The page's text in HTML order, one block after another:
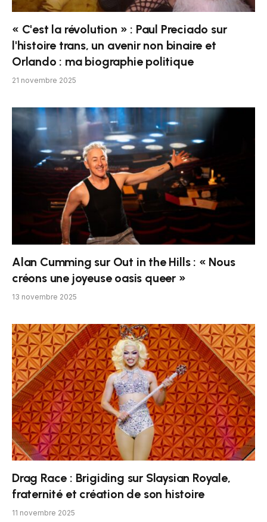
« C'est la révolution » : Paul Preciado sur
l'histoire trans, un avenir non binaire et
Orlando : ma biographie politique
21 novembre 2025
Alan Cumming sur Out in the Hills : « Nous
créons une joyeuse oasis queer »
13 novembre 2025
Drag Race : Brigiding sur Slaysian Royale,
fraternité et création de son histoire
11 novembre 2025